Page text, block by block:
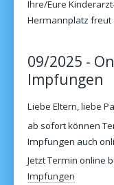
Ihre/Eure
Hermannplatz freut
09/2025 -
Impfungen
Liebe Eltern, liebe
ab sofort können
Impfungen auch
Jetzt Termin online
Impfungen